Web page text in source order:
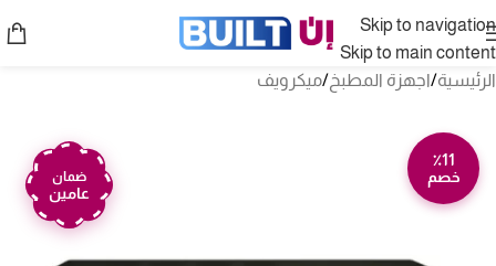
Skip to navigation
Skip to main content
الرئيسية/اجهزة المطبخ/ميكرويف
٪11
خصم
ضمان
عامين